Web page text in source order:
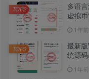
多语
虚拟
1年前
TOP2
最新
统源
1年前
TOP3